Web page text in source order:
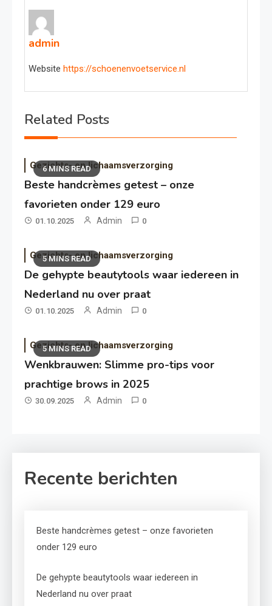
admin
Website https://schoenenvoetservice.nl
Related Posts
6 MINS READ
Gezichts- en lichaamsverzorging
Beste handcrèmes getest – onze
favorieten onder 129 euro
01.10.2025 Admin 0
5 MINS READ
Gezichts- en lichaamsverzorging
De gehypte beautytools waar iedereen in
Nederland nu over praat
01.10.2025 Admin 0
5 MINS READ
Gezichts- en lichaamsverzorging
Wenkbrauwen: Slimme pro-tips voor
prachtige brows in 2025
30.09.2025 Admin 0
Recente berichten
Beste handcrèmes getest – onze favorieten
onder 129 euro
De gehypte beautytools waar iedereen in
Nederland nu over praat